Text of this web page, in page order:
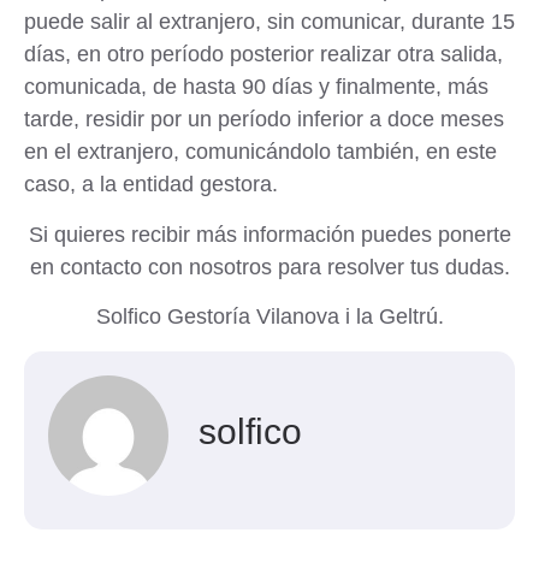
puede salir al extranjero, sin comunicar, durante 15
días, en otro período posterior realizar otra salida,
comunicada, de hasta 90 días y finalmente, más
tarde, residir por un período inferior a doce meses
en el extranjero, comunicándolo también, en este
caso, a la entidad gestora.
Si quieres recibir más información puedes ponerte
en contacto con nosotros para resolver tus dudas.
Solfico Gestoría Vilanova i la Geltrú.
solfico